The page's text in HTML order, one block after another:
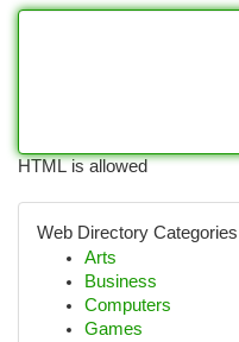
HTML is allowed
Web Directory Categories
Arts
Business
Computers
Games